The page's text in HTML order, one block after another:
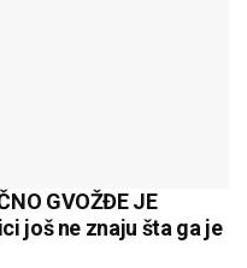
GVOŽĐE JE
još ne znaju šta ga je